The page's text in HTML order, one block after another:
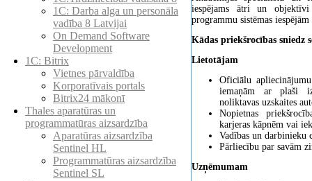
1С: Darba alga un personāla
vadība 8 Latvijai
On Demand Software
Development
1C: Bitrix
Vietnes pārvaldība
Korporatīvais portals
Bitrix24 mākonī
Thales aparatūras un
programmatūras aizsardzība
Aparatūras aizsardzība
Sentinel HL
Programmatūras aizsardzība
Sentinel SL
iespējams ātri un objektīvi
programmu sistēmas
Kādas priekšrocības sniedz
Lietotājam
Oficiālu
iemaņām ar plaši
noliktavas uzskaites
Nopietnas
karjeras kāpnēm vai
Vadības un darbinieku
Pārliecību par savām
Uzņēmumam